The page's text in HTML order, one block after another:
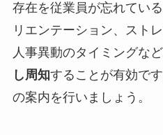
存在を従業員が忘れてい
リエンテーション、スト
人事異動のタイミングなど
し周知することが有効で
の案内を行いましょう。